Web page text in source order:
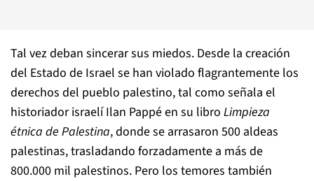
Tal vez deban sincerar sus miedos. Desde la creación
del Estado de Israel se han violado flagrantemente los
derechos del pueblo palestino, tal como señala el
historiador israelí Ilan Pappé en su libro Limpieza
étnica de Palestina, donde se arrasaron 500 aldeas
palestinas, trasladando forzadamente a más de
800.000 mil palestinos. Pero los temores también